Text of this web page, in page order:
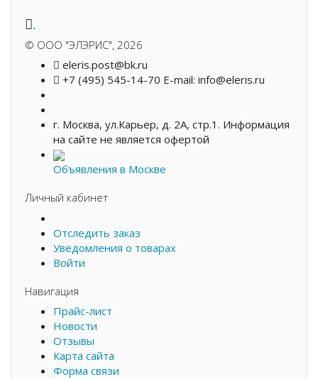
.
© ООО "ЭЛЭРИС", 2026
eleris.post@bk.ru
+7 (495) 545-14-70 E-mail: info@eleris.ru
г. Москва, ул.Карьер, д. 2А, стр.1. Информация
на сайте не является офертой
Объявления в Москве
Личный кабинет
Отследить заказ
Уведомления о товарах
Войти
Навигация
Прайс-лист
Новости
Отзывы
Карта сайта
Форма связи